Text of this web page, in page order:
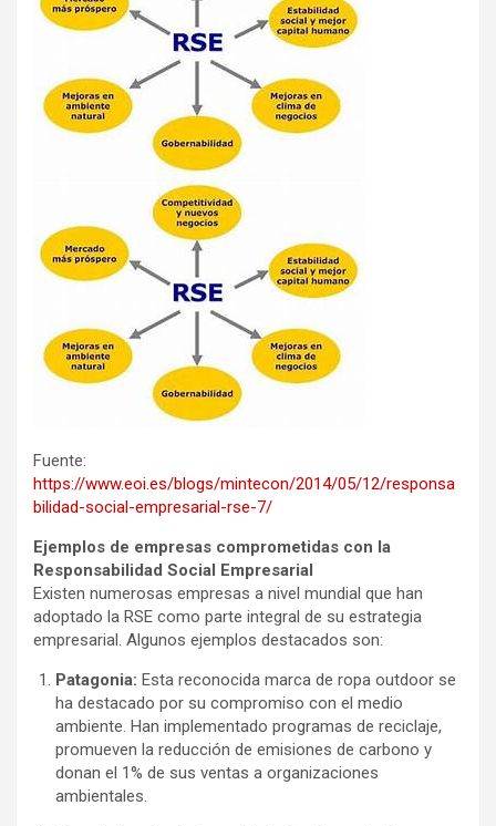
Fuente:
https://www.eoi.es/blogs/mintecon/2014/05/12/responsa
bilidad-social-empresarial-rse-7/
Ejemplos de empresas comprometidas con la
Responsabilidad Social Empresarial
Existen numerosas empresas a nivel mundial que han
adoptado la RSE como parte integral de su estrategia
empresarial. Algunos ejemplos destacados son:
Patagonia: Esta reconocida marca de ropa outdoor se
ha destacado por su compromiso con el medio
ambiente. Han implementado programas de reciclaje,
promueven la reducción de emisiones de carbono y
donan el 1% de sus ventas a organizaciones
ambientales.